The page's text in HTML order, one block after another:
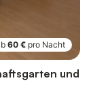
60 € pro Nacht
und